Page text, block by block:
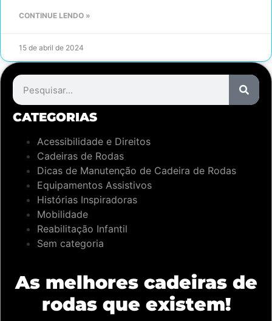
CONTINUE LENDO »
15 de abril de 2024
CATEGORIAS
Acessibilidade e Direitos
Cadeiras de Rodas
Dicas de Manutenção de Cadeira de Rodas
Equipamentos Assistivos
Histórias Inspiradoras
Mobilidade
Reabilitação Infantil
Sem categoria
As melhores cadeiras de
rodas que existem!